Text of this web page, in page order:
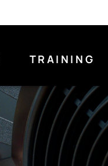
TRAINING